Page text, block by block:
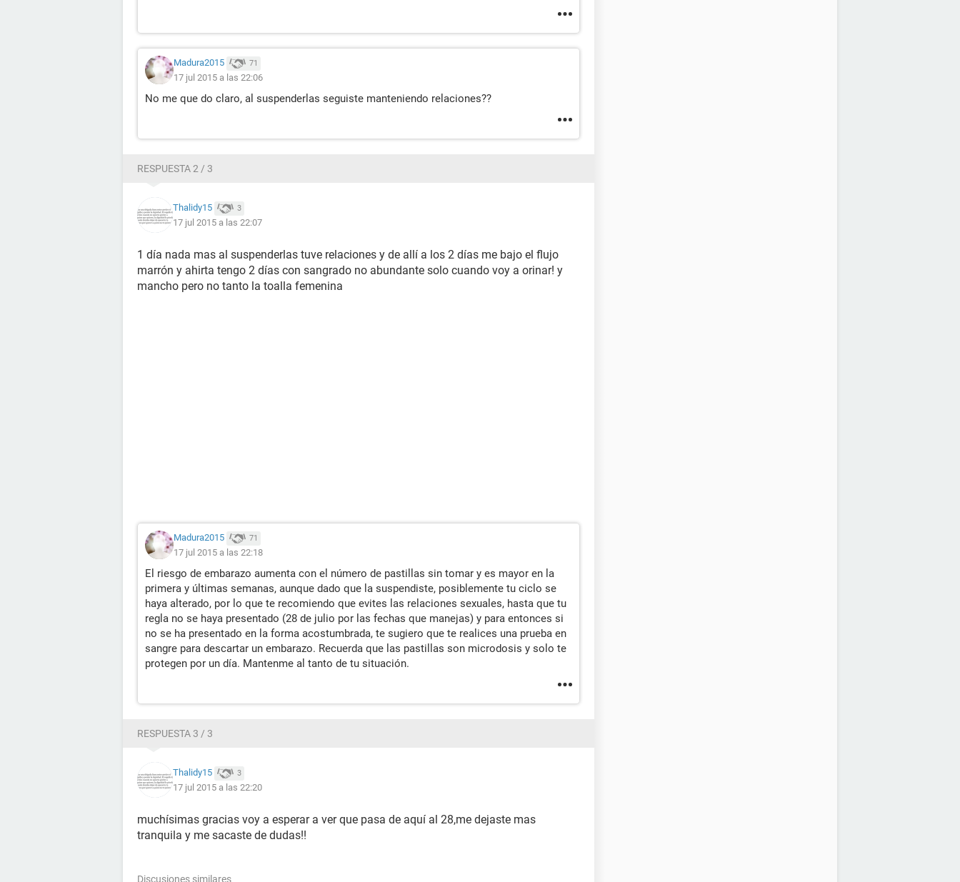
Madura2015 71
17 jul 2015 a las 22:06
No me que do claro, al suspenderlas seguiste manteniendo relaciones??
RESPUESTA 2 / 3
Thalidy15 3
17 jul 2015 a las 22:07
1 día nada mas al suspenderlas tuve relaciones y de allí a los 2 días me bajo el flujo
marrón y ahirta tengo 2 días con sangrado no abundante solo cuando voy a orinar! y
mancho pero no tanto la toalla femenina
Madura2015 71
17 jul 2015 a las 22:18
El riesgo de embarazo aumenta con el número de pastillas sin tomar y es mayor en la
primera y últimas semanas, aunque dado que la suspendiste, posiblemente tu ciclo se
haya alterado, por lo que te recomiendo que evites las relaciones sexuales, hasta que tu
regla no se haya presentado (28 de julio por las fechas que manejas) y para entonces si
no se ha presentado en la forma acostumbrada, te sugiero que te realices una prueba en
sangre para descartar un embarazo. Recuerda que las pastillas son microdosis y solo te
protegen por un día. Mantenme al tanto de tu situación.
RESPUESTA 3 / 3
Thalidy15 3
17 jul 2015 a las 22:20
muchísimas gracias voy a esperar a ver que pasa de aquí al 28,me dejaste mas
tranquila y me sacaste de dudas!!
Discusiones similares